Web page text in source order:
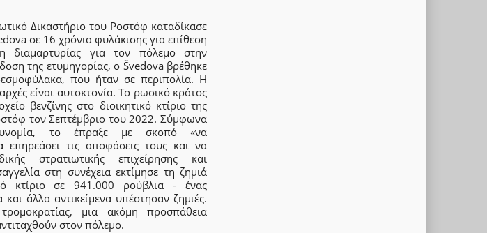
Δικαστήριο του Ροστόφ καταδίκασε
σε 16 χρόνια φυλάκισης για επίθεση
διαμαρτυρίας για τον πόλεμο στην
της ετυμηγορίας, ο Švedova βρέθηκε
που ήταν σε περιπολία. Η
είναι αυτοκτονία. Το ρωσικό κράτος
βενζίνης στο διοικητικό κτίριο της
τον Σεπτέμβριο του 2022. Σύμφωνα
το έπραξε με σκοπό «να
επηρεάσει τις αποφάσεις τους και να
στρατιωτικής επιχείρησης και
στη συνέχεια εκτίμησε τη ζημιά
κτίριο σε 941.000 ρούβλια - ένας
άλλα αντικείμενα υπέστησαν ζημιές.
μια ακόμη προσπάθεια
στον πόλεμο.